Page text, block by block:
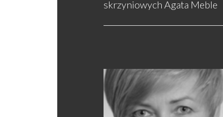
skrzyniowych Agata Meble